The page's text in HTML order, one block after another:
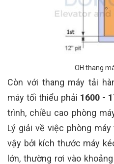
OH thang
Còn với thang máy tải
máy tối thiểu phải 1600 -
trình, chiều cao phòng
Lý giải về việc phòng
vậy bởi kích thước máy
lớn, thường rơi vào